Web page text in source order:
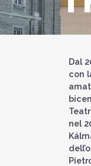
Dal
con
nel